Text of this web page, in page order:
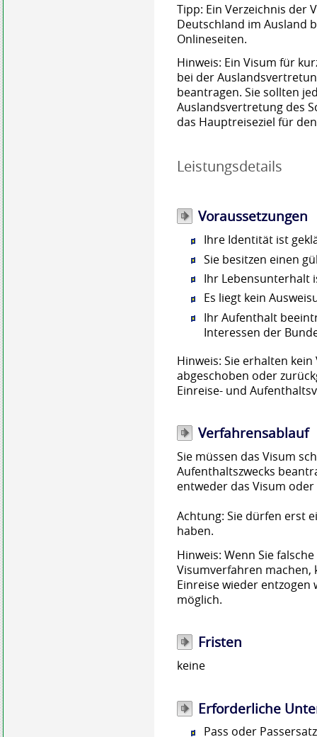
Tipp: Ein Verzeichnis der
Deutschland im Ausland
Onlineseiten.
Hinweis: Ein Visum für
bei der
beantragen. Sie sollten
Auslandsvertretung des
das Hauptreiseziel für
Leistungsdetails
Voraussetzungen
Ihre Identität ist
Sie besitzen einen
Ihr Lebensunterhalt
Es liegt kein
Ihr Aufenthalt
Interessen der
Hinweis: Sie erhalten kein
abgeschoben oder
Einreise- und
Verfahrensablauf
Sie müssen das Visum
Aufenthaltszwecks
entweder das Visum
Achtung: Sie dürfen erst
haben.
Hinweis: Wenn Sie
Visumverfahren machen,
Einreisewieder entzogen
möglich.
Fristen
keine
Erforderliche
Pass oder Passersatz